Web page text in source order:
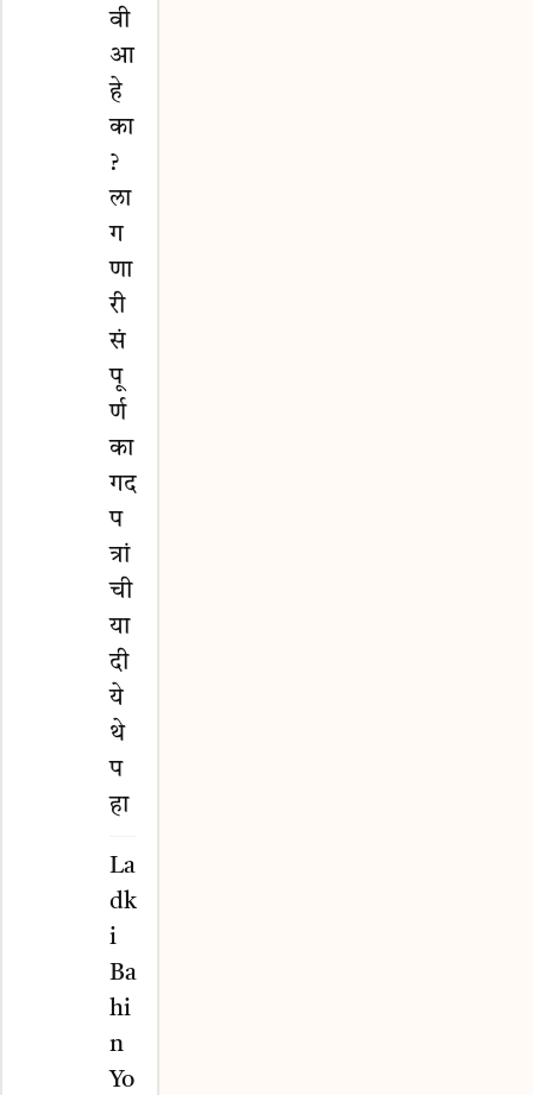
वी
आ
हे
का
?
ला
ग
णा
री
सं
पू
र्ण
का
गद
प
त्रां
ची
या
दी
ये
थे
प
हा
La
dk
i
Ba
hi
n
Yo